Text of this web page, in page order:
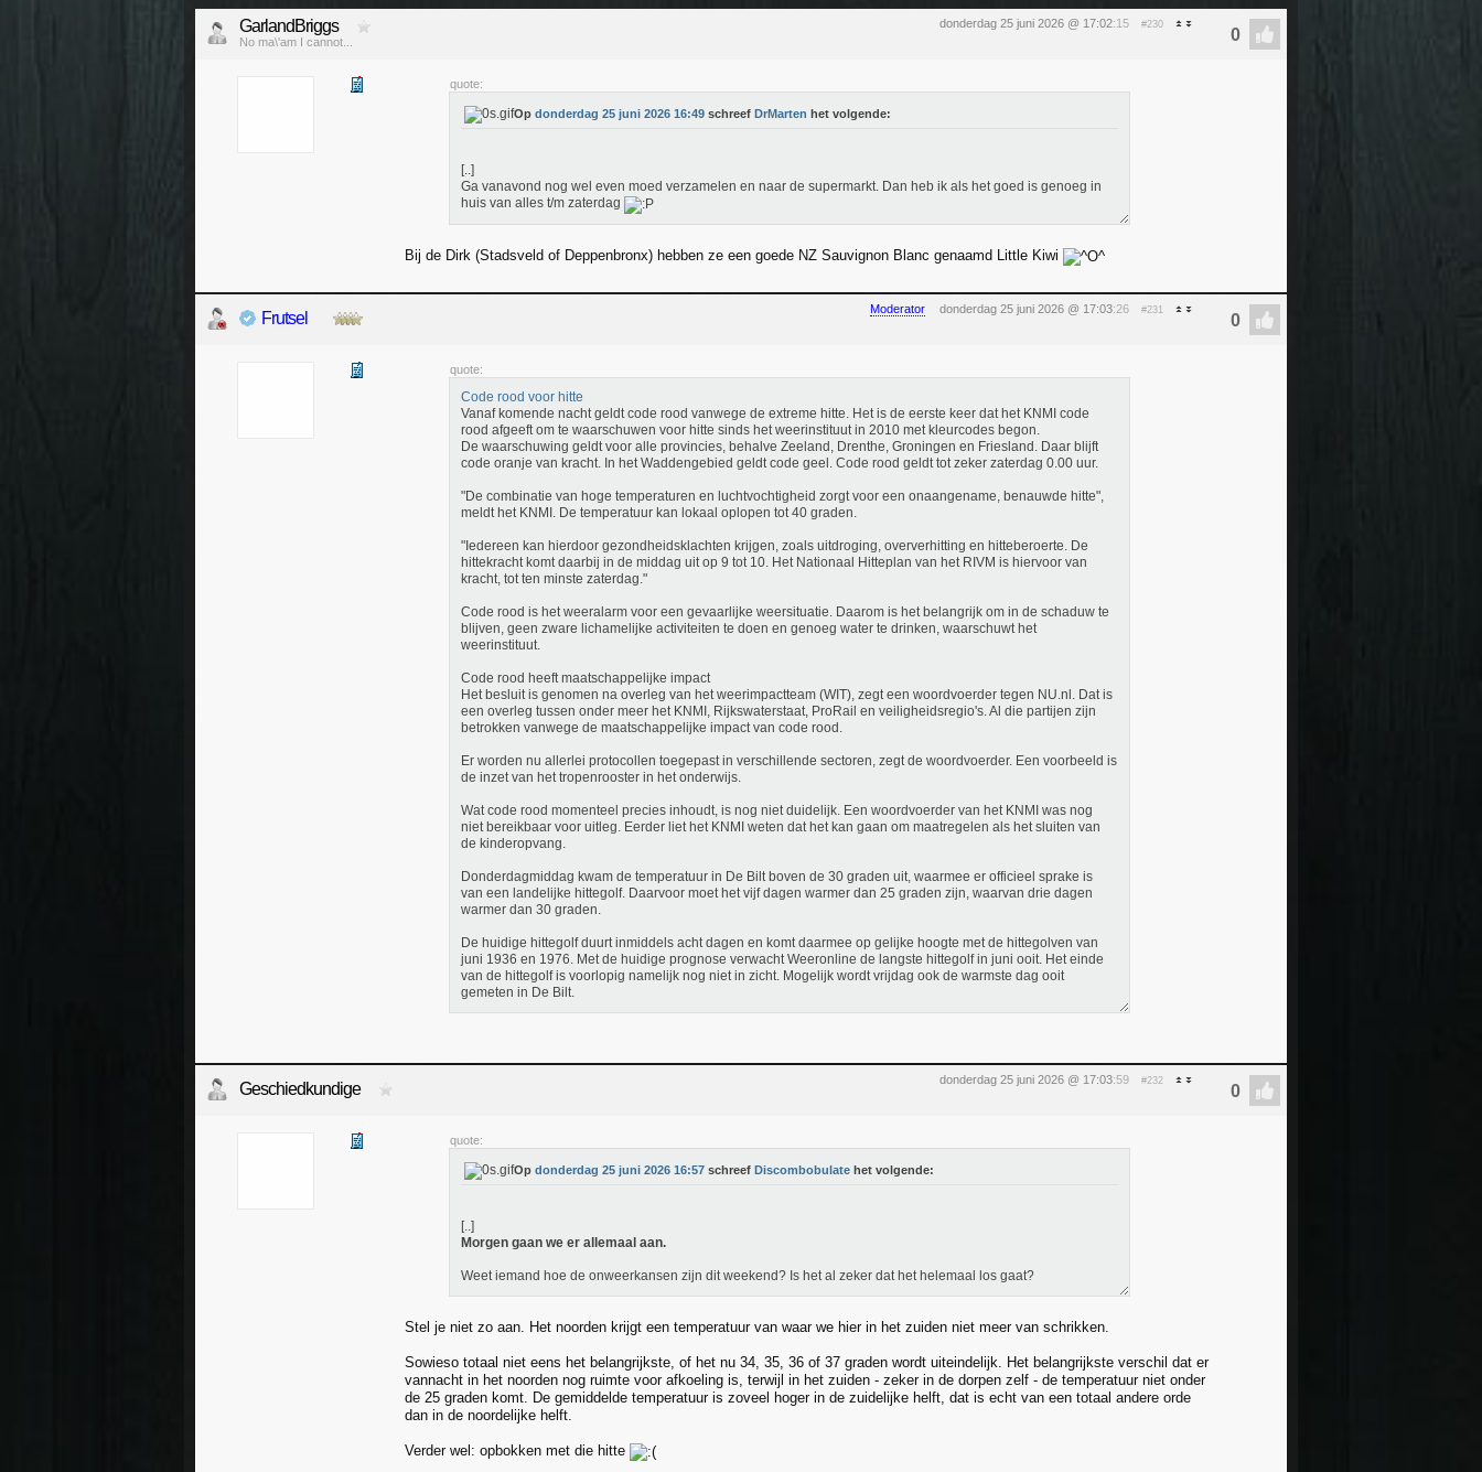
donderdag 25 juni 2026 @ 17:02:15 #230
GarlandBriggs
No ma\'am I cannot...
quote:
Op donderdag 25 juni 2026 16:49 schreef DrMarten het volgende:
[..]
Ga vanavond nog wel even moed verzamelen en naar de supermarkt. Dan heb ik als het goed is genoeg in
huis van alles t/m zaterdag
Bij de Dirk (Stadsveld of Deppenbronx) hebben ze een goede NZ Sauvignon Blanc genaamd Little Kiwi
Moderator donderdag 25 juni 2026 @ 17:03:26 #231
Frutsel
quote:
Code rood voor hitte
Vanaf komende nacht geldt code rood vanwege de extreme hitte. Het is de eerste keer dat het KNMI code
rood afgeeft om te waarschuwen voor hitte sinds het weerinstituut in 2010 met kleurcodes begon.
De waarschuwing geldt voor alle provincies, behalve Zeeland, Drenthe, Groningen en Friesland. Daar blijft
code oranje van kracht. In het Waddengebied geldt code geel. Code rood geldt tot zeker zaterdag 0.00 uur.
"De combinatie van hoge temperaturen en luchtvochtigheid zorgt voor een onaangename, benauwde hitte",
meldt het KNMI. De temperatuur kan lokaal oplopen tot 40 graden.
"Iedereen kan hierdoor gezondheidsklachten krijgen, zoals uitdroging, oververhitting en hitteberoerte. De
hittekracht komt daarbij in de middag uit op 9 tot 10. Het Nationaal Hitteplan van het RIVM is hiervoor van
kracht, tot ten minste zaterdag."
Code rood is het weeralarm voor een gevaarlijke weersituatie. Daarom is het belangrijk om in de schaduw te
blijven, geen zware lichamelijke activiteiten te doen en genoeg water te drinken, waarschuwt het
weerinstituut.
Code rood heeft maatschappelijke impact
Het besluit is genomen na overleg van het weerimpactteam (WIT), zegt een woordvoerder tegen NU.nl. Dat is
een overleg tussen onder meer het KNMI, Rijkswaterstaat, ProRail en veiligheidsregio's. Al die partijen zijn
betrokken vanwege de maatschappelijke impact van code rood.
Er worden nu allerlei protocollen toegepast in verschillende sectoren, zegt de woordvoerder. Een voorbeeld is
de inzet van het tropenrooster in het onderwijs.
Wat code rood momenteel precies inhoudt, is nog niet duidelijk. Een woordvoerder van het KNMI was nog
niet bereikbaar voor uitleg. Eerder liet het KNMI weten dat het kan gaan om maatregelen als het sluiten van
de kinderopvang.
Donderdagmiddag kwam de temperatuur in De Bilt boven de 30 graden uit, waarmee er officieel sprake is
van een landelijke hittegolf. Daarvoor moet het vijf dagen warmer dan 25 graden zijn, waarvan drie dagen
warmer dan 30 graden.
De huidige hittegolf duurt inmiddels acht dagen en komt daarmee op gelijke hoogte met de hittegolven van
juni 1936 en 1976. Met de huidige prognose verwacht Weeronline de langste hittegolf in juni ooit. Het einde
van de hittegolf is voorlopig namelijk nog niet in zicht. Mogelijk wordt vrijdag ook de warmste dag ooit
gemeten in De Bilt.
donderdag 25 juni 2026 @ 17:03:59 #232
Geschiedkundige
quote:
Op donderdag 25 juni 2026 16:57 schreef Discombobulate het volgende:
[..]
Morgen gaan we er allemaal aan.
Weet iemand hoe de onweerkansen zijn dit weekend? Is het al zeker dat het helemaal los gaat?
Stel je niet zo aan. Het noorden krijgt een temperatuur van waar we hier in het zuiden niet meer van schrikken.
Sowieso totaal niet eens het belangrijkste, of het nu 34, 35, 36 of 37 graden wordt uiteindelijk. Het belangrijkste verschil dat er
vannacht in het noorden nog ruimte voor afkoeling is, terwijl in het zuiden - zeker in de dorpen zelf - de temperatuur niet onder
de 25 graden komt. De gemiddelde temperatuur is zoveel hoger in de zuidelijke helft, dat is echt van een totaal andere orde
dan in de noordelijke helft.
Verder wel: opbokken met die hitte